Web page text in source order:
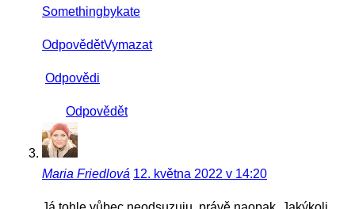
Somethingbykate
OdpovědětVymazat
Odpovědi
Odpovědět
Maria Friedlová 12. května 2022 v 14:20